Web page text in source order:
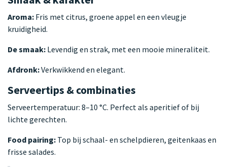
Aroma: Fris met citrus, groene appel en een vleugje
kruidigheid.
De smaak: Levendig en strak, met een mooie mineraliteit.
Afdronk:Verkwikkend en elegant.
Serveertips & combinaties
Serveertemperatuur: 8–10 °C. Perfect als aperitief of bij
lichte gerechten.
Food pairing: Top bij schaal- en schelpdieren, geitenkaas en
frisse salades.